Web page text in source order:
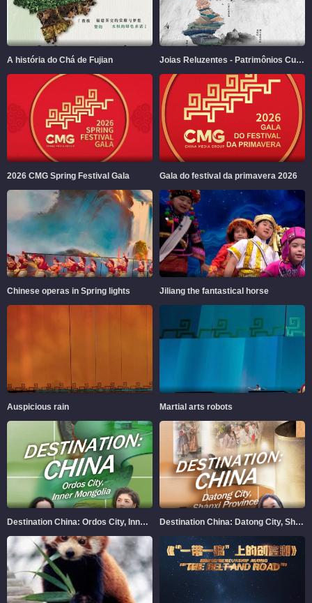
A história do Chá de Fujian Joias Reluzentes - Patrimônios Culturais e Naturais em Fujian
2026 CMG Spring Festival Gala Gala do festival da primavera 2026
Chinese operas in Spring lights Jiliang the fantastical horse
Auspicious rain Martial arts robots
Destination China: Ordos City, Inner Mongolia Destination China: Datong City, Shanxi Province